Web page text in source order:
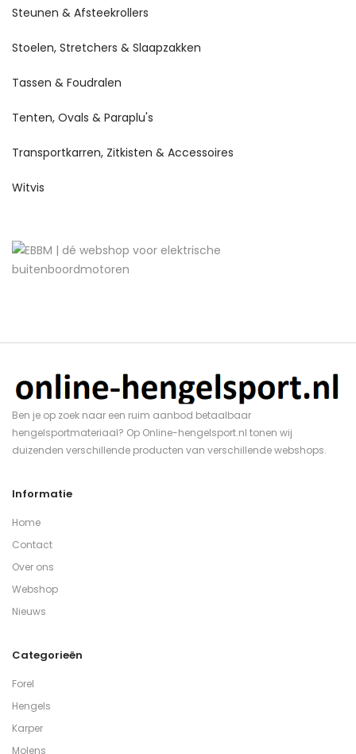
Steunen & Afsteekrollers
Stoelen, Stretchers & Slaapzakken
Tassen & Foudralen
Tenten, Ovals & Paraplu's
Transportkarren, Zitkisten & Accessoires
Witvis
Ben je op zoek naar een ruim aanbod betaalbaar
hengelsportmateriaal? Op Online-hengelsport.nl tonen wij
duizenden verschillende producten van verschillende webshops.
Informatie
Home
Contact
Over ons
Webshop
Nieuws
Categorieën
Forel
Hengels
Karper
Molens